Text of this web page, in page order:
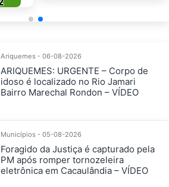
Ariquemes - 06-08-2026
ARIQUEMES: URGENTE – Corpo de
idoso é localizado no Rio Jamari
Bairro Marechal Rondon – VÍDEO
Municípios - 05-08-2026
Foragido da Justiça é capturado pela
PM após romper tornozeleira
eletrônica em Cacaulândia – VÍDEO